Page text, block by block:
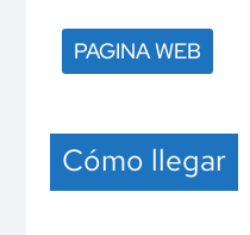
PAGINA WEB
Cómo llegar